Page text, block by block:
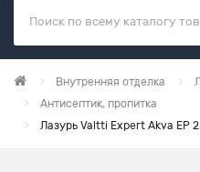
Внутренняя отделка
Антисептик, пропитка
Лазурь Valtti Expert Akva EP